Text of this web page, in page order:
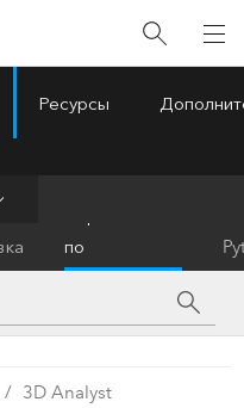
Ресурсы
по
инструментам
3D Analyst